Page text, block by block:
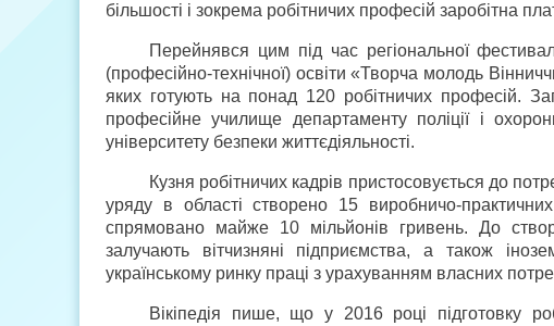
більшості і зокрема робітничих професій заробітна
Перейнявся цим під час регіональної
(професійно-технічної) освіти «Творча молодь
яких готують на понад 120 робітничих професій.
професійне училище департаменту поліції і
університету безпеки життєдіяльності.
Кузня робітничих кадрів пристосовується до
уряду в області створено 15 виробничо-
спрямовано майже 10 мільйонів гривень. До
залучають вітчизняні підприємства, а також
українському ринку праці з урахуванням власних
Вікіпедія пише, що у 2016 році підготовку